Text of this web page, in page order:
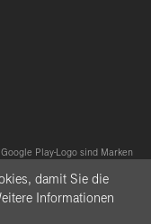
Play-Logo sind Marken
der Apple Inc., die in den
das Windows-Logo sind
damit Sie die
Informationen